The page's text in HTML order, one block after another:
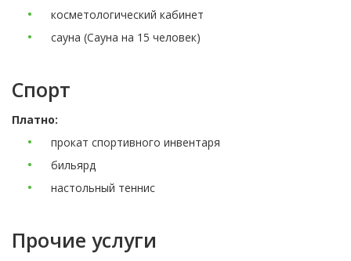
косметологический кабинет
сауна (Сауна на 15 человек)
Спорт
Платно:
прокат спортивного инвентаря
бильярд
настольный теннис
Прочие услуги